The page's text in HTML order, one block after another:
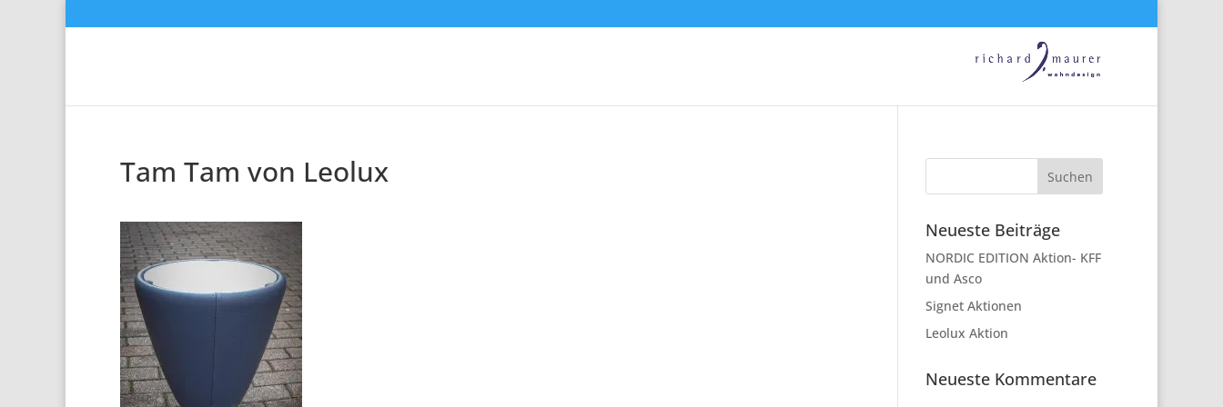
Tam Tam von Leolux
Neueste Beiträge
NORDIC EDITION Aktion- KFF
und Asco
Signet Aktionen
Leolux Aktion
Neueste Kommentare